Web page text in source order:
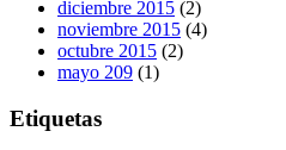
diciembre 2015 (2)
noviembre 2015 (4)
octubre 2015 (2)
mayo 209 (1)
Etiquetas